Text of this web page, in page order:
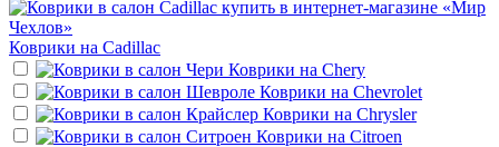
Коврики на Cadillac
Коврики на Chery
Коврики на Chevrolet
Коврики на Chrysler
Коврики на Citroen